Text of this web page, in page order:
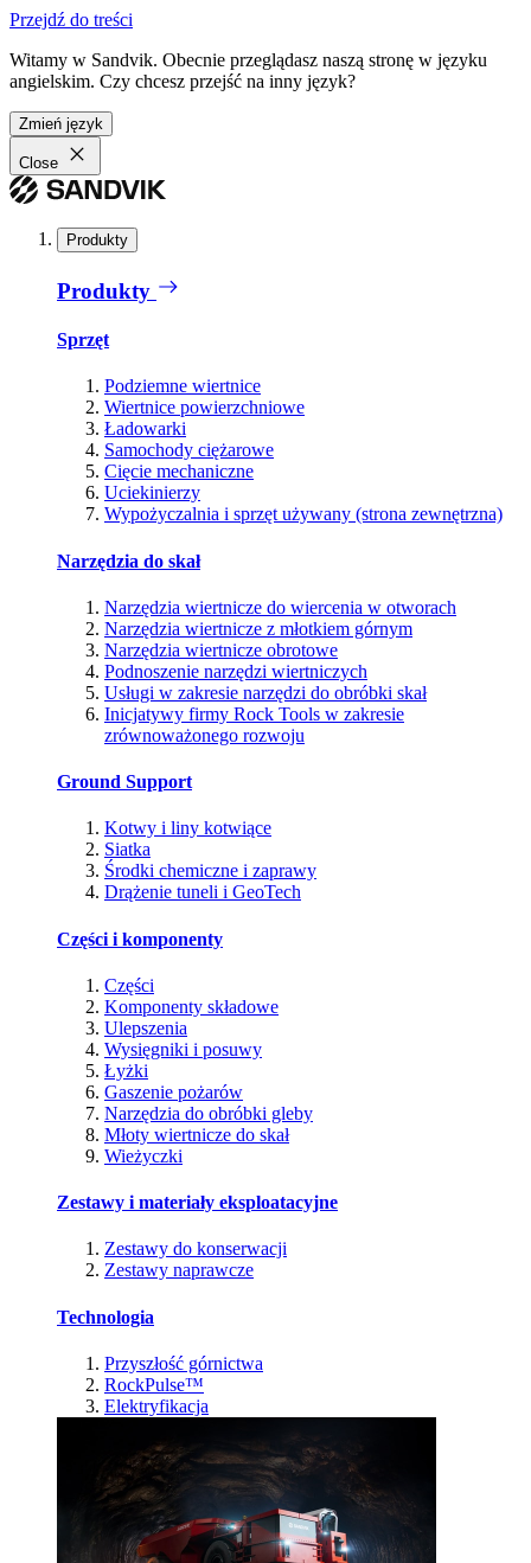
Przejdź do treści
Witamy w Sandvik. Obecnie przeglądasz naszą stronę w języku
angielskim. Czy chcesz przejść na inny język?
Zmień język
Close
Produkty
Produkty
Sprzęt
Podziemne wiertnice
Wiertnice powierzchniowe
Ładowarki
Samochody ciężarowe
Cięcie mechaniczne
Uciekinierzy
Wypożyczalnia i sprzęt używany (strona zewnętrzna)
Narzędzia do skał
Narzędzia wiertnicze do wiercenia w otworach
Narzędzia wiertnicze z młotkiem górnym
Narzędzia wiertnicze obrotowe
Podnoszenie narzędzi wiertniczych
Usługi w zakresie narzędzi do obróbki skał
Inicjatywy firmy Rock Tools w zakresie
zrównoważonego rozwoju
Ground Support
Kotwy i liny kotwiące
Siatka
Środki chemiczne i zaprawy
Drążenie tuneli i GeoTech
Części i komponenty
Części
Komponenty składowe
Ulepszenia
Wysięgniki i posuwy
Łyżki
Gaszenie pożarów
Narzędzia do obróbki gleby
Młoty wiertnicze do skał
Wieżyczki
Zestawy i materiały eksploatacyjne
Zestawy do konserwacji
Zestawy naprawcze
Technologia
Przyszłość górnictwa
RockPulse™
Elektryfikacja